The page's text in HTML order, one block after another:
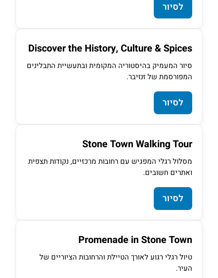
לסיור
Discover the History, Culture & Spices
סיור המעמיק בהיסטוריה המקומית ובתעשיית התבלינים
המפורסמת של זנזיבר.
לסיור
Stone Town Walking Tour
מסלול רגלי המפגיש עם רחובות מרכזיים, נקודות תצפית
ואתרים חשובים.
לסיור
Promenade in Stone Town
טיול רגלי רגוע לאורך הטיילת והרחובות הציוריים של
העיר.